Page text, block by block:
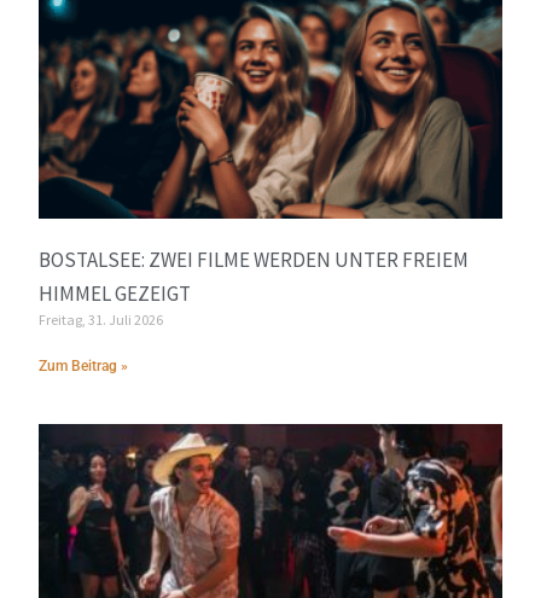
BOSTALSEE: ZWEI FILME WERDEN UNTER FREIEM
HIMMEL GEZEIGT
Freitag, 31. Juli 2026
Zum Beitrag »